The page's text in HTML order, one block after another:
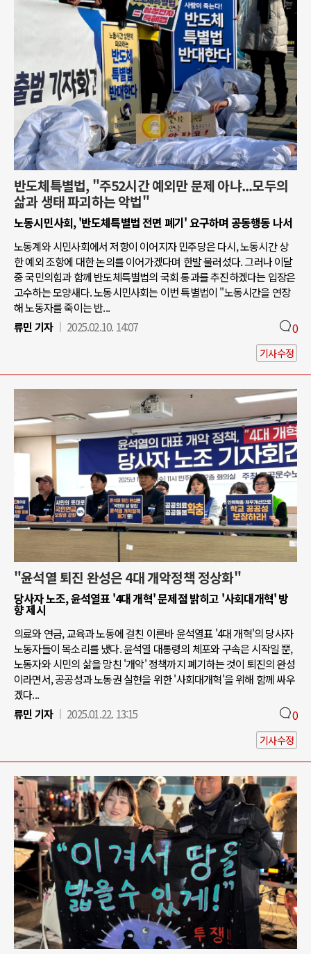
반도체특별법, "주52시간 예외만 문제 아냐...모두의
삶과 생태 파괴하는 악법"
노동시민사회, '반도체특별법 전면 폐기' 요구하며 공동행동 나서
노동계와 시민사회에서 저항이 이어지자 민주당은 다시, 노동시간 상
한 예외 조항에 대한 논의를 이어가겠다며 한발 물러섰다. 그러나 이달
중 국민의힘과 함께 반도체특별법의 국회 통과를 추진하겠다는 입장은
고수하는 모양새다. 노동시민사회는 이번 특별법이 "노동시간을 연장
해 노동자를 죽이는 반...
류민 기자
2025.02.10. 14:07 0
기사수정
"윤석열 퇴진 완성은 4대 개악정책 정상화"
당사자 노조, 윤석열표 '4대 개혁' 문제점 밝히고 '사회대개혁' 방
향 제시
의료와 연금, 교육과 노동에 걸친 이른바 윤석열표 '4대 개혁'의 당사자
노동자들이 목소리를 냈다. 윤석열 대통령의 체포와 구속은 시작일 뿐,
노동자와 시민의 삶을 망친 '개악' 정책까지 폐기하는 것이 퇴진의 완성
이라면서, 공공성과 노동권 실현을 위한 '사회대개혁'을 위해 함께 싸우
겠다...
류민 기자
2025.01.22. 13:15 0
기사수정